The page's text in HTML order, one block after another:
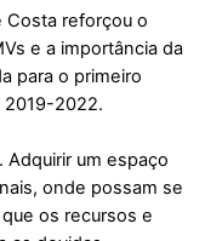
Costa reforçou o
e a importância da
para o primeiro
2019-2022.
Adquirir um espaço
onde possam se
os recursos e